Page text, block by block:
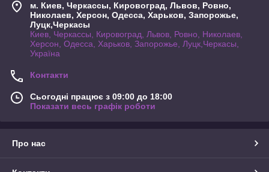
м. Киев, Черкассы, Кировоград, Львов, Ровно,
Николаев, Херсон, Одесса, Харьков, Запорожье,
Луцк,Черкасы
Киев, Черкассы, Кировоград, Львов, Ровно, Николаев,
Херсон, Одесса, Харьков, Запорожье, Луцк,Черкасы,
Україна
Контакти
Сьогодні працює з 09:00 до 18:00
Показати весь графік роботи
Про нас